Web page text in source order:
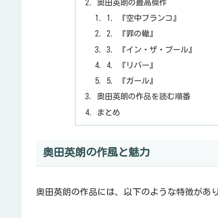
奥田英朗の最高傑作
1. 『空中ブランコ』
2. 『罪の轍』
3. 『イン・ザ・プール』
4. 『リバー』
5. 『ガール』
奥田英朗の作品を読む順番
まとめ
奥田英朗の作風と魅力
奥田英朗の作品には、以下のような特徴があ